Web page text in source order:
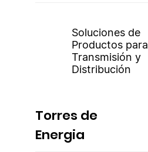
Soluciones de
Productos para
Transmisión y
Distribución
Torres de
Energia